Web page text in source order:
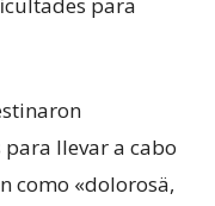
llevar a cabo
como «dolorosä,